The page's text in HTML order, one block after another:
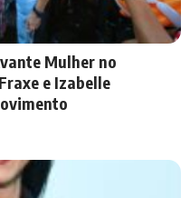
Mulher no
e Izabelle